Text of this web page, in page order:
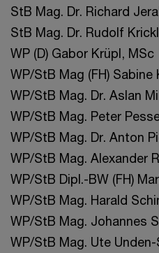
StB Mag. Dr. Richard
StB Mag. Dr. Rudolf Krickl
WP (D) Gabor Krüpl, MSc
WP/StB Mag (FH) Sabine
WP/StB Mag. Dr. Aslan
WP/StB Mag. Peter
WP/StB Mag. Dr. Anton
WP/StB Mag. Alexander
WP/StB Dipl.-BW (FH)
WP/StB Mag. Harald
WP/StB Mag. Johannes
WP/StB Mag. Ute